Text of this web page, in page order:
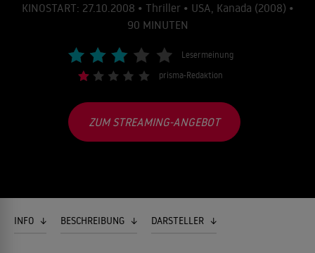
KINOSTART: 27.10.2008 • Thriller • USA, Kanada (2008) •
90 MINUTEN
Lesermeinung
prisma-Redaktion
ZUM STREAMING-ANGEBOT
INFO BESCHREIBUNG DARSTELLER